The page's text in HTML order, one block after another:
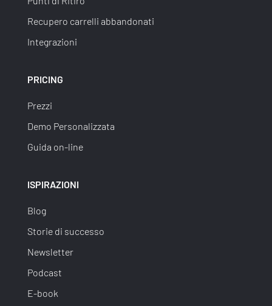
Recupero carrelli abbandonati
Integrazioni
PRICING
Prezzi
Demo Personalizzata
Guida on-line
ISPIRAZIONI
Blog
Storie di successo
Newsletter
Podcast
E-book